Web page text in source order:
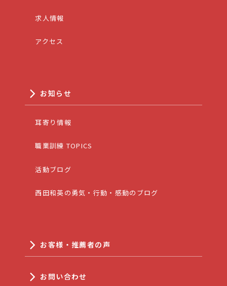
求人情報
アクセス
お知らせ
耳寄り情報
職業訓練 TOPICS
活動ブログ
西田和英の勇気・行動・感動のブログ
お客様・推薦者の声
お問い合わせ